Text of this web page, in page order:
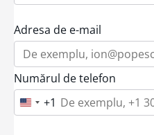
Adresa de e-mail
Numărul de telefon
U
n
+1